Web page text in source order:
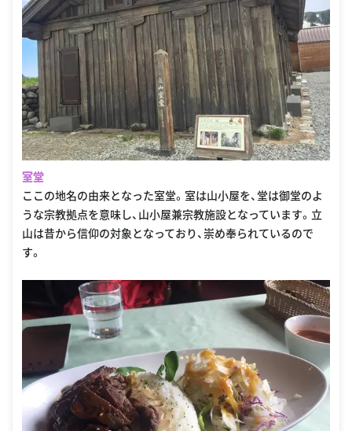
室堂
ここの地名の由来となった室堂。室は山小屋を、堂は御堂のよ
うな宗教拠点を意味し、山小屋兼宗教施設となっています。立
山は昔から信仰の対象となっており、崇め奉られているので
す。